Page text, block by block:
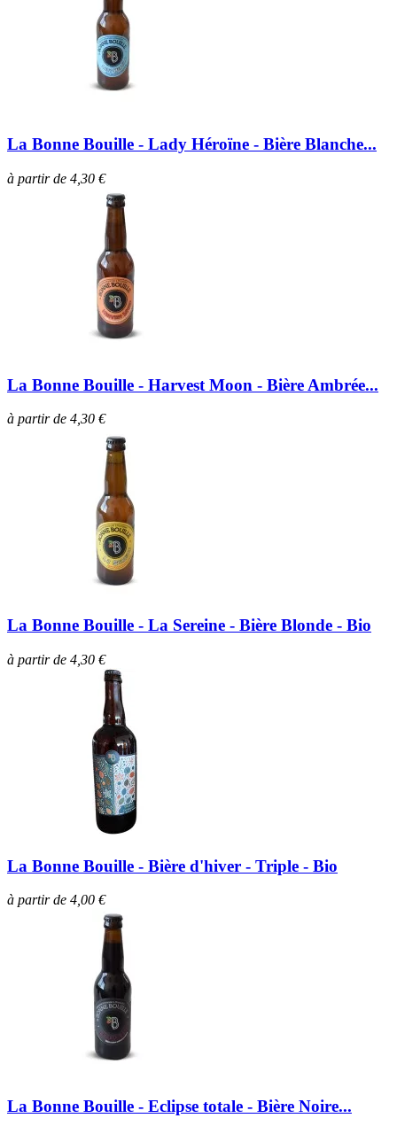
La Bonne Bouille - Lady Héroïne - Bière Blanche...
à partir de 4,30 €
La Bonne Bouille - Harvest Moon - Bière Ambrée...
à partir de 4,30 €
La Bonne Bouille - La Sereine - Bière Blonde - Bio
à partir de 4,30 €
La Bonne Bouille - Bière d'hiver - Triple - Bio
à partir de 4,00 €
La Bonne Bouille - Eclipse totale - Bière Noire...